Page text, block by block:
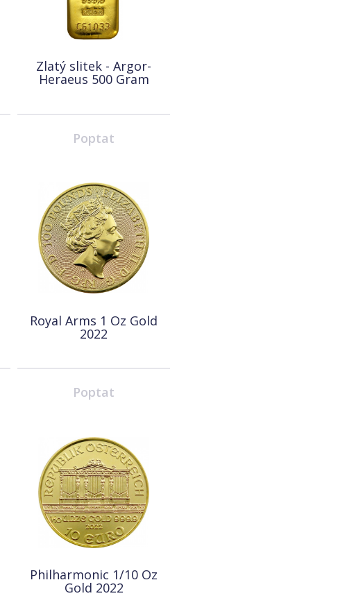
Zlatý slitek - Argor-
Heraeus 500 Gram
Poptat
Royal Arms 1 Oz Gold
2022
Poptat
Philharmonic 1/10 Oz
Gold 2022